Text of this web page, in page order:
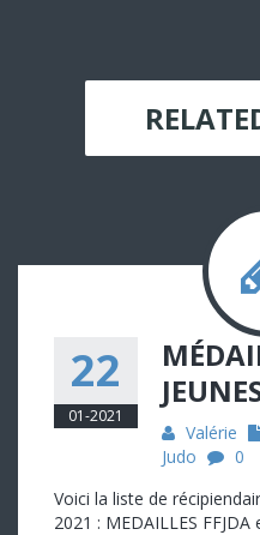
22
01-2021
Valérie
Judo
0
Voici la liste de
2021 : MEDAILLES FFJDA